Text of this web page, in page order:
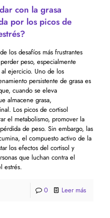
con la grasa
por los picos de
los desafíos más frustrantes
peso, especialmente
ejercicio. Uno de los
persistente de grasa es
cuando se eleva
almacene grasa,
Los picos de cortisol
el metabolismo, promover la
de peso. Sin embargo, las
el compuesto activo de la
los efectos del cortisol y
que luchan contra el
estrés.
0 Leer más